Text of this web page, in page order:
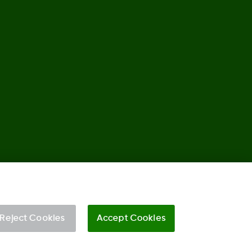
Reject Cookies Accept Cookies